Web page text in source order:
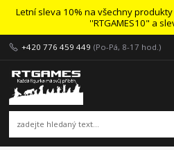
Letní sleva 10% na všechny
''RTGAMES10" a
+420 776 459 449 (Po-Pá, 8-17 hod.)